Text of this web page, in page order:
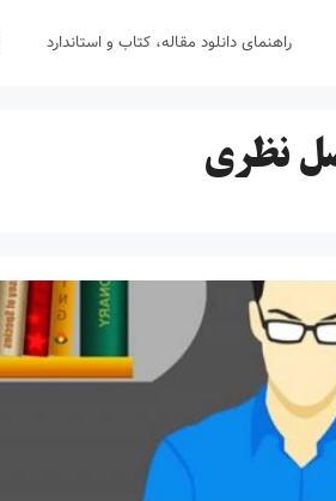
راهنمای دانلود مقاله، کتاب و استاندارد
نظری